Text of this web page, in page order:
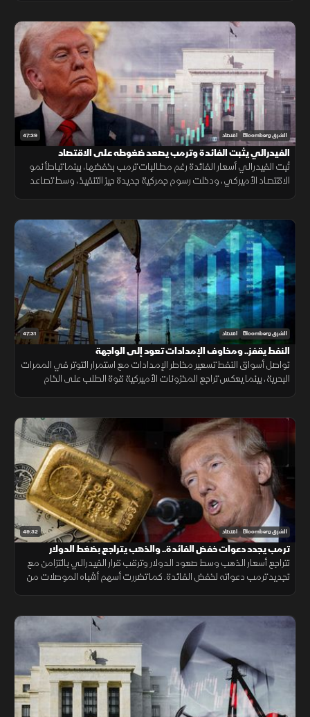
47:39 الشرق Bloomberg اقتصاد
الفيدرالي يثبت الفائدة وترمب يصعد ضغوطه على الاقتصاد
ثبت الفيدرالي أسعار الفائدة رغم مطالبات ترمب بخفضها، بينما تباطأ نمو
الاقتصاد الأميركي، ودخلت رسوم جمركية جديدة حيز التنفيذ، وسط تصاعد
47:31 الشرق Bloomberg اقتصاد
النفط يقفز.. ومخاوف الإمدادات تعود إلى الواجهة
تواصل أسواق النفط تسعير مخاطر الإمدادات مع استمرار التوتر في الممرات
البحرية، بينما يعكس تراجع المخزونات الأميركية قوة الطلب على الخام
49:32 الشرق Bloomberg اقتصاد
ترمب يجدد دعوات خفض الفائدة.. والذهب يتراجع بضغط الدولار
تتراجع أسعار الذهب وسط صعود الدولار وترقب قرار الفيدرالي بالتزامن مع
تجديد ترمب دعواته لخفض الفائدة. كما تضررت أسهم أشباه الموصلات من